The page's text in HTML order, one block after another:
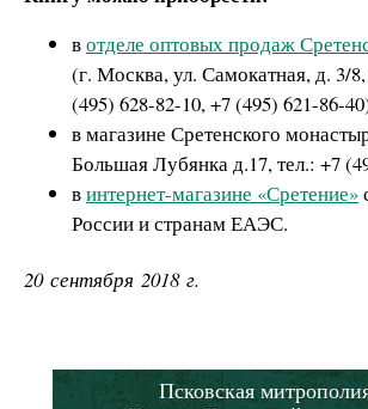
вотделе оптовых продаж
(г. Москва, ул. Самокатная, д. 3/8,
(495) 628-82-10, +7 (495) 621-86-
в магазине Сретенского
Большая Лубянка д.17, тел.: +7
винтернет-магазине «Сретение»
России и странам ЕАЭС.
20 сентября 2018 г.
Псковская